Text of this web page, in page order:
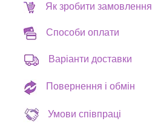
Як зробити замовлення
Способи оплати
Варіанти доставки
Повернення і обмін
Умови співпраці